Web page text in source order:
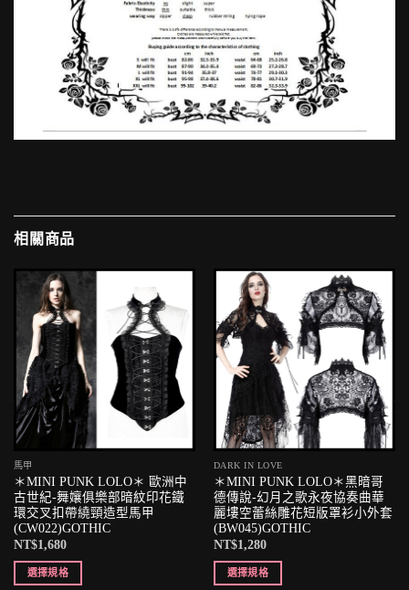
相關商品
馬甲
＊MINI PUNK LOLO＊ 歐洲中
古世紀-舞孃俱樂部暗紋印花鐵
環交叉扣帶繞頸造型馬甲
(CW022)GOTHIC
NT$1,680
選擇規格
DARK IN LOVE
＊MINI PUNK LOLO＊黑暗哥
德傳說-幻月之歌永夜協奏曲華
麗塿空蕾絲雕花短版罩衫小外套
(BW045)GOTHIC
NT$1,280
選擇規格